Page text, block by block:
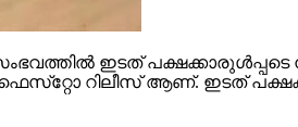
ഇടത് പക്ഷക്കാരുള്‍പ്പടെ
റിലീസ് ആണ്. ഇടത്